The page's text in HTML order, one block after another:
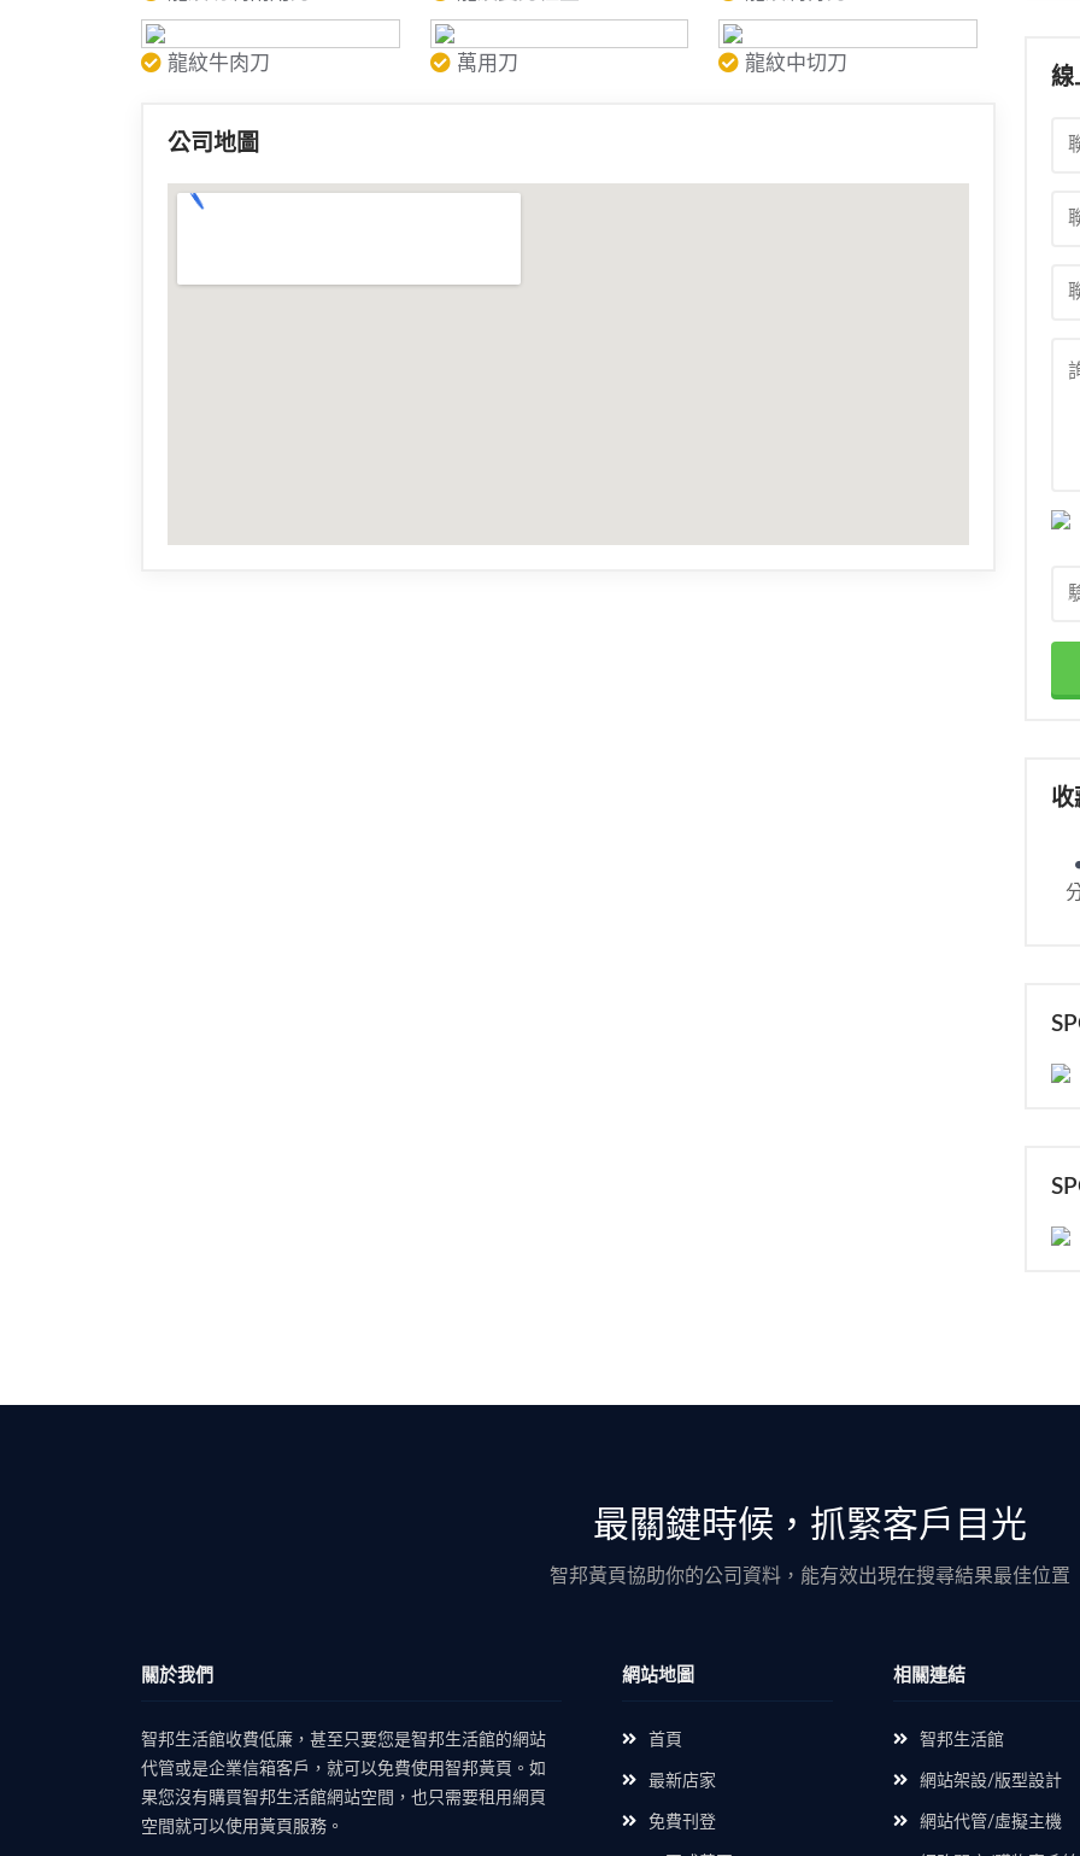
龍紋牛肉刀 萬用刀 龍紋中切刀
公司地圖
線
收
最關鍵時候，抓緊客戶目光
智邦黃頁協助你的公司資料，能有效出現在搜尋結果最佳位置
關於我們
智邦生活館收費低廉，甚至只要您是智邦生活館的網站
代管或是企業信箱客戶，就可以免費使用智邦黃頁。如
果您沒有購買智邦生活館網站空間，也只需要租用網頁
空間就可以使用黃頁服務。
網站地圖
首頁
最新店家
免費刊登
相關連結
智邦生活館
網站架設/版型設計
網站代管/虛擬主機